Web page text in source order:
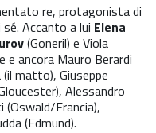
re, protagonista di
Accanto a lui Elena
(Goneril) e Viola
e ancora Mauro Berardi
matto), Giuseppe
Alessandro
(Oswald/Francia),
(Edmund).